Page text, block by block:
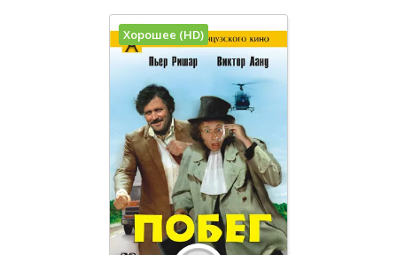
Хорошее (HD)